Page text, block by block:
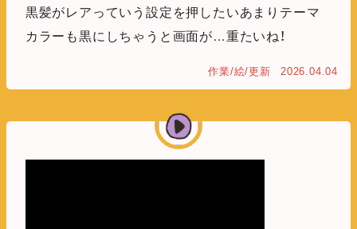
黒髪がレアっていう設定を押したいあまりテーマ
カラーも黒にしちゃうと画面が…重たいね！
作業/絵/更新 2026.04.04